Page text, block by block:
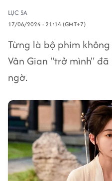
LỤC SA
17/06/2024 - 21:14 (GMT+7)
Từng là bộ phim
Vân Gian "trở mình"
ngờ.